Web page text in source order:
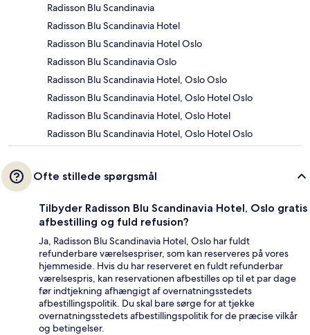
Radisson Blu Scandinavia
Radisson Blu Scandinavia Hotel
Radisson Blu Scandinavia Hotel Oslo
Radisson Blu Scandinavia Oslo
Radisson Blu Scandinavia Hotel, Oslo Oslo
Radisson Blu Scandinavia Hotel, Oslo Hotel Oslo
Radisson Blu Scandinavia Hotel, Oslo Hotel
Radisson Blu Scandinavia Hotel, Oslo Hotel Oslo
Ofte stillede spørgsmål
Tilbyder Radisson Blu Scandinavia Hotel, Oslo gratis
afbestilling og fuld refusion?
Ja, Radisson Blu Scandinavia Hotel, Oslo har fuldt
refunderbare værelsespriser, som kan reserveres på vores
hjemmeside. Hvis du har reserveret en fuldt refunderbar
værelsespris, kan reservationen afbestilles op til et par dage
før indtjekning afhængigt af overnatningsstedets
afbestillingspolitik. Du skal bare sørge for at tjekke
overnatningsstedets afbestillingspolitik for de præcise vilkår
og betingelser.